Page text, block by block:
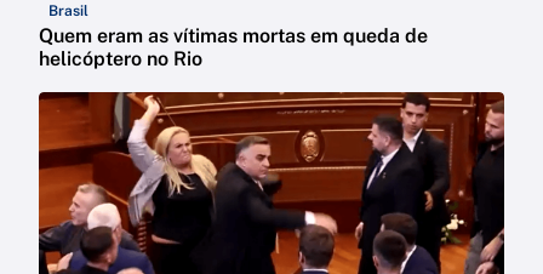
Brasil
Quem eram as vítimas mortas em queda de
helicóptero no Rio